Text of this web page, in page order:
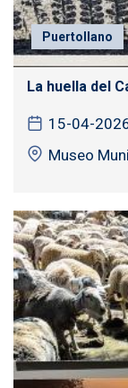
Puertollano
La huella del
15-04-
Museo